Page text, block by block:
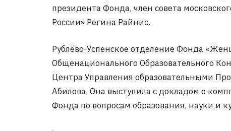
президента Фонда, член совета
России» Регина Райнис.
Рублёво-Успенское отделение Фонда
Общенационального Образовательного
Центра Управления образовательными
Абилова. Она выступила с докладом о
Фонда по вопросам образования, науки и